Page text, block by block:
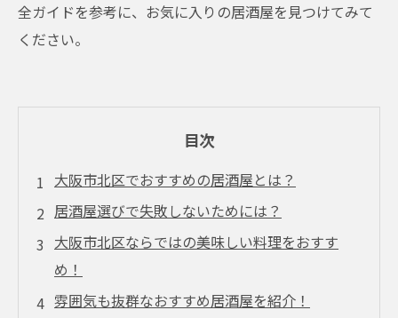
全ガイドを参考に、お気に入りの居酒屋を見つけてみて
ください。
目次
大阪市北区でおすすめの居酒屋とは？
居酒屋選びで失敗しないためには？
大阪市北区ならではの美味しい料理をおすす
め！
雰囲気も抜群なおすすめ居酒屋を紹介！